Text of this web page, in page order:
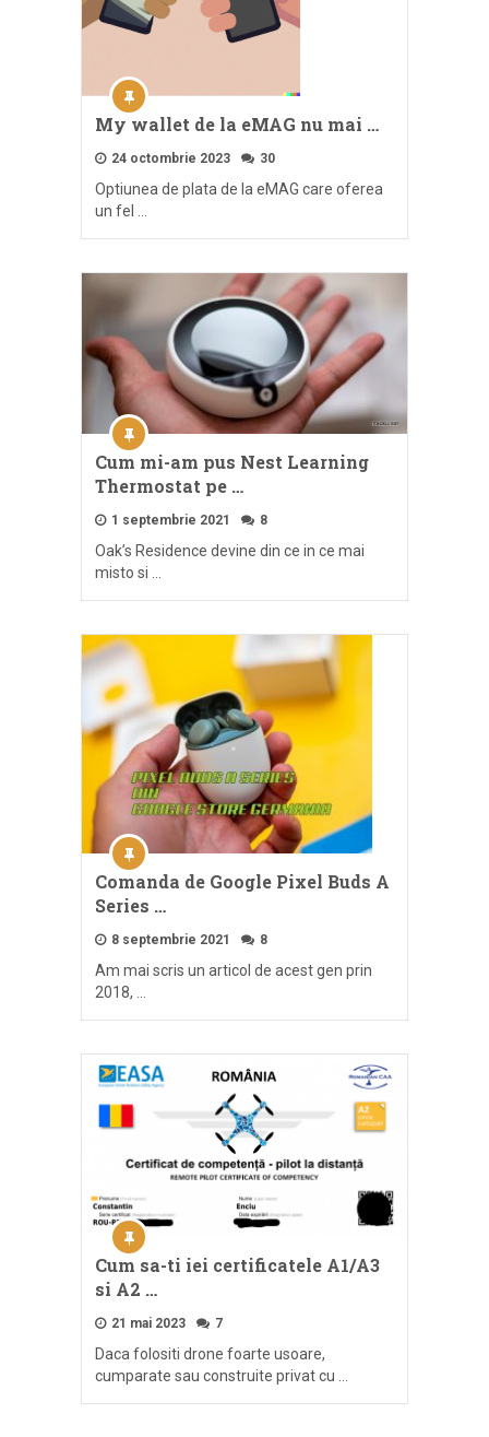
My wallet de la eMAG nu mai …
24 octombrie 2023 30
Optiunea de plata de la eMAG care oferea
un fel …
Cum mi-am pus Nest Learning
Thermostat pe …
1 septembrie 2021 8
Oak’s Residence devine din ce in ce mai
misto si …
Comanda de Google Pixel Buds A
Series …
8 septembrie 2021 8
Am mai scris un articol de acest gen prin
2018, …
Cum sa-ti iei certificatele A1/A3
si A2 …
21 mai 2023 7
Daca folositi drone foarte usoare,
cumparate sau construite privat cu …